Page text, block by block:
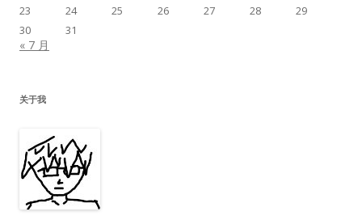
23
24 25 26 27 28
29
30
31
« 7 月
关于我